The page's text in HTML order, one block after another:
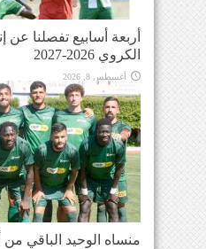
أربعة أسابيع تفصلنا عن
الكروي 2026-2027
أغسطس 8, 2026
منساه الوحيد الباقي